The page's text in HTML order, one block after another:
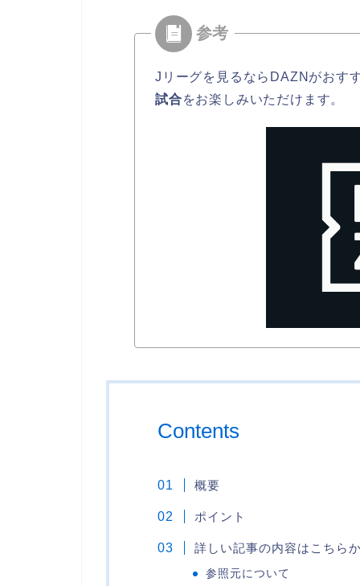
Jリーグを見るならDAZNがおす
試合をお楽しみいただけます。
Contents
概要
ポイント
詳しい記事の内容はこちら
参照元について